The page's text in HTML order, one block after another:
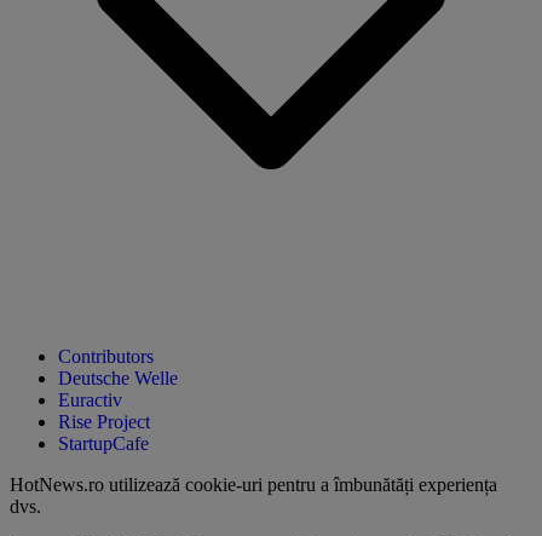
Contributors
Deutsche Welle
Euractiv
Rise Project
StartupCafe
HotNews.ro utilizează cookie-uri pentru a îmbunătăți experiența
dvs.